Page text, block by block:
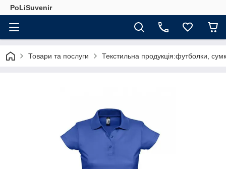
PoLiSuvenir
Товари та послуги Текстильна продукція:футболки,